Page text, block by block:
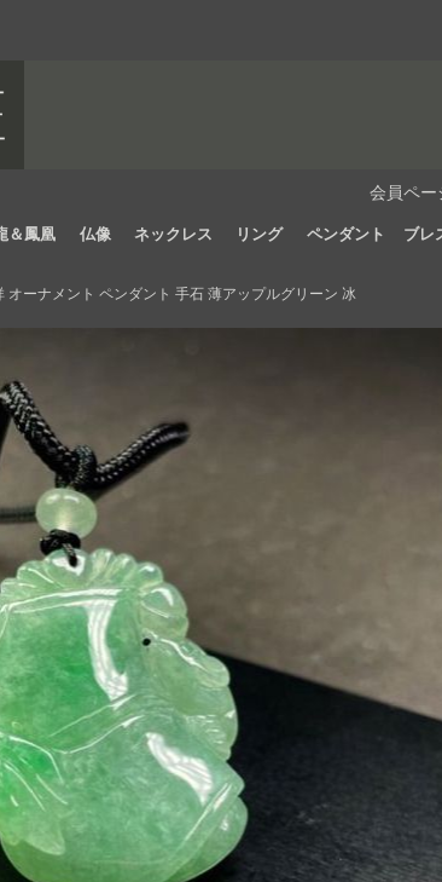
会員ペー
＆鳳凰 仏像 ネックレス リング ペンダント ブレ
オーナメント ペンダント 手石 薄アップルグリーン 冰